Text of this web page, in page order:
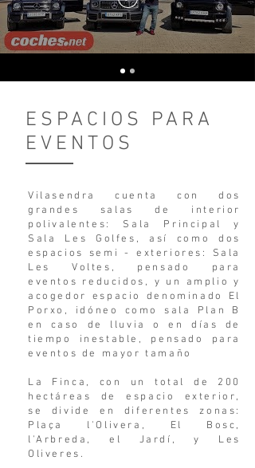
ESPACIOS PARA
EVENTOS
Vilasendra cuenta con dos
grandes salas de interior
polivalentes: Sala Principal y
Sala Les Golfes, así como dos
espacios semi - exteriores: Sala
Les Voltes, pensado para
eventos reducidos, y un amplio y
acogedor espacio denominado El
Porxo, idóneo como sala Plan B
en caso de lluvia o en días de
tiempo inestable, pensado para
eventos de mayor tamaño
La Finca, con un total de 200
hectáreas de espacio exterior,
se divide en diferentes zonas:
Plaça l'Olivera, El Bosc,
l'Arbreda, el Jardí, y Les
Oliveres.